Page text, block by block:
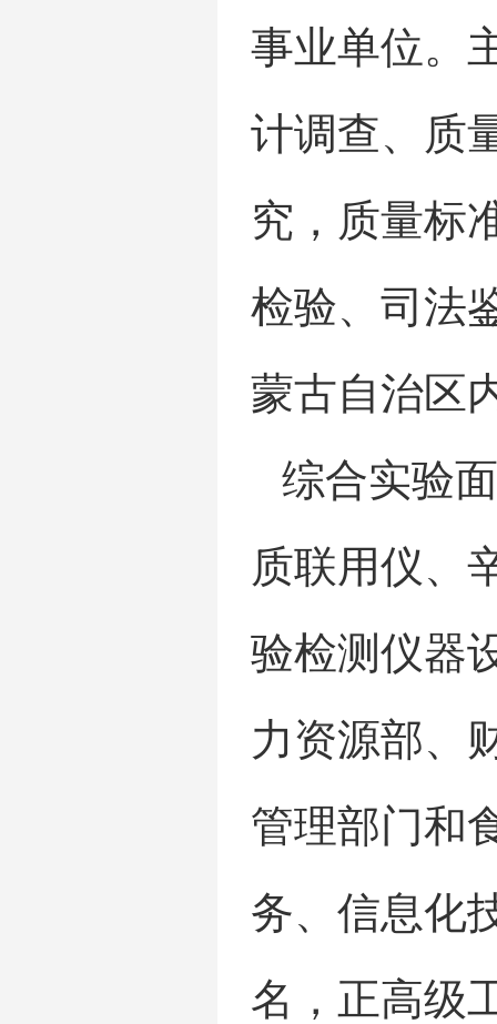
事业单位。
计调查、质
究，质量标
检验、司法
蒙古自治区
综合实验
质联用仪、
验检测仪器
力资源部、
管理部门和
务、信息化
名，正高级